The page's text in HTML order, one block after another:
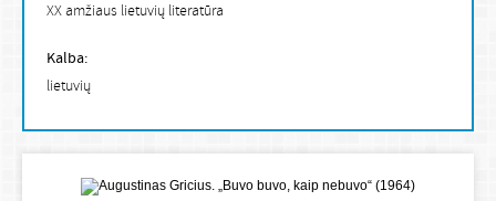
XX amžiaus lietuvių literatūra
Kalba:
lietuvių